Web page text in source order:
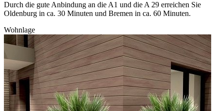
Durch die gute Anbindung an die A1 und die A 29 erreichen Sie
Oldenburg in ca. 30 Minuten und Bremen in ca. 60 Minuten.
Wohnlage